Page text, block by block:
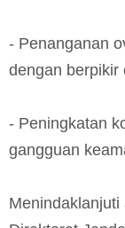
- Penanganan
dengan berpikir
- Peningkatan
gangguan